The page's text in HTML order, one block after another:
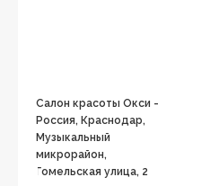
Салон красоты Окси -
Россия, Краснодар,
Музыкальный
микрорайон,
Гомельская улица, 2